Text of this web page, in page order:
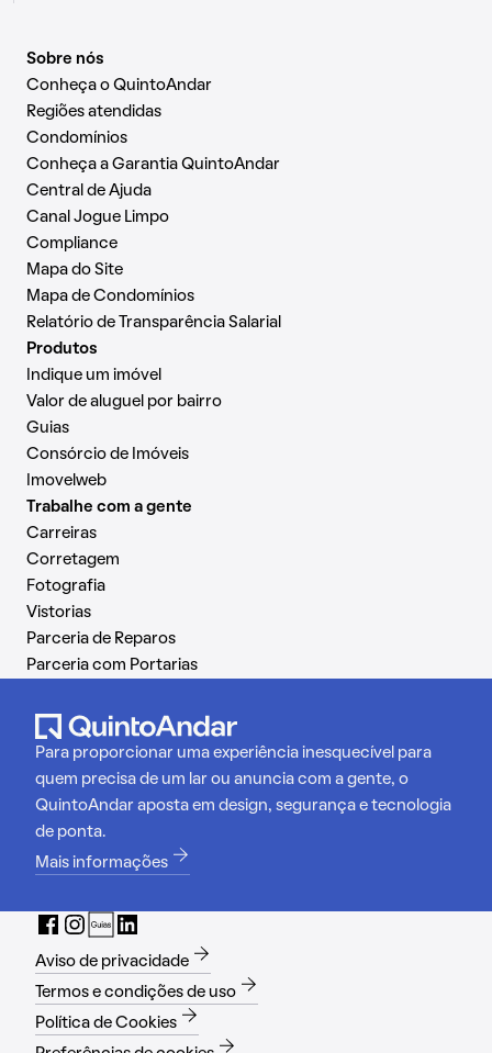
Sobre nós
Conheça o QuintoAndar
Regiões atendidas
Condomínios
Conheça a Garantia QuintoAndar
Central de Ajuda
Canal Jogue Limpo
Compliance
Mapa do Site
Mapa de Condomínios
Relatório de Transparência Salarial
Produtos
Indique um imóvel
Valor de aluguel por bairro
Guias
Consórcio de Imóveis
Imovelweb
Trabalhe com a gente
Carreiras
Corretagem
Fotografia
Vistorias
Parceria de Reparos
Parceria com Portarias
Para proporcionar uma experiência inesquecível para
quem precisa de um lar ou anuncia com a gente, o
QuintoAndar aposta em design, segurança e tecnologia
de ponta.
Mais informações
Aviso de privacidade
Termos e condições de uso
Política de Cookies